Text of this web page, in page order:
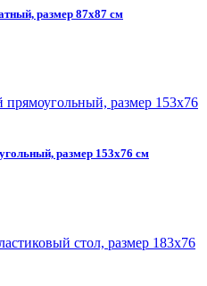
размер 87х87 см
размер 153х76 см